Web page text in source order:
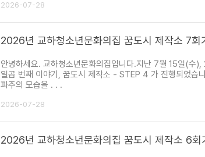
2026-07-28
2026년 교하청소년문화의집 꿈도시 제작소 7
안녕하세요. 교하청소년문화의집입니다.지난 7월 15일(수),
일곱 번째 이야기, 꿈도시 제작소 - STEP 4 가 진행되었습
파주의 모습을 . . .
2026-07-28
2026년 교하청소년문화의집 꿈도시 제작소 6